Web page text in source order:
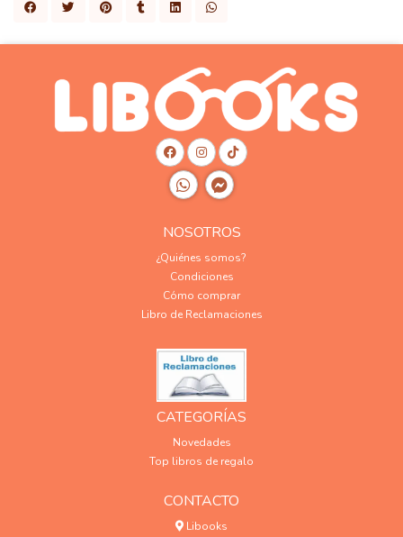
NOSOTROS
¿Quiénes somos?
Condiciones
Cómo comprar
Libro de Reclamaciones
CATEGORÍAS
Novedades
Top libros de regalo
CONTACTO
Libooks